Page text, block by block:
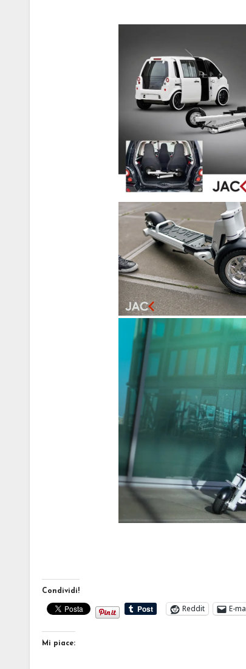
Condividi!
Reddit E-
Mi piace: